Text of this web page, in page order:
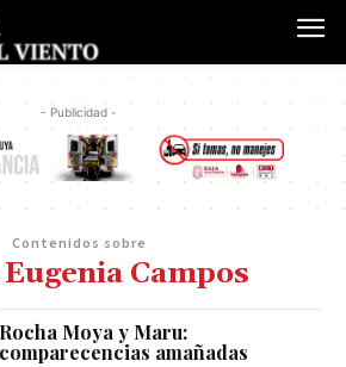
- Publicidad -
Contenidos sobre
Campos
Rocha Moya y Maru:
comparecencias amañadas